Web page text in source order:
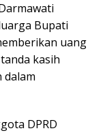
Bupati
uang
kasih
dalam
DPRD